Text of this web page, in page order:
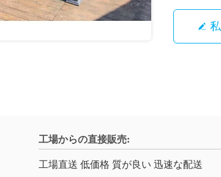
工場からの直接販売:
工場直送 低価格 質が良い 迅速な配送